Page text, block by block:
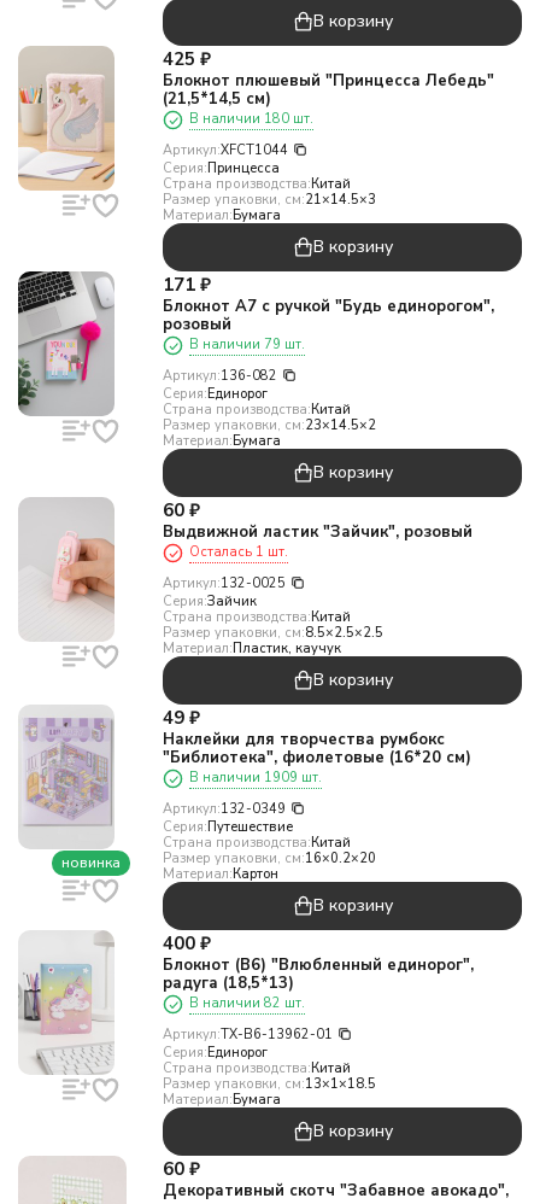
В корзину
425 ₽
Блокнот плюшевый "Принцесса Лебедь"
(21,5*14,5 см)
В наличии 180 шт.
Артикул:XFCT1044
Серия:Принцесса
Страна производства:Китай
Размер упаковки, см:21×14.5×3
Материал:Бумага
В корзину
171 ₽
Блокнот А7 с ручкой "Будь единорогом",
розовый
В наличии 79 шт.
Артикул:136-082
Серия:Единорог
Страна производства:Китай
Размер упаковки, см:23×14.5×2
Материал:Бумага
В корзину
60 ₽
Выдвижной ластик "Зайчик", розовый
Осталась 1 шт.
Артикул:132-0025
Серия:Зайчик
Страна производства:Китай
Размер упаковки, см:8.5×2.5×2.5
Материал:Пластик, каучук
В корзину
новинка
49 ₽
Наклейки для творчества румбокс
"Библиотека", фиолетовые (16*20 см)
В наличии 1909 шт.
Артикул:132-0349
Серия:Путешествие
Страна производства:Китай
Размер упаковки, см:16×0.2×20
Материал:Картон
В корзину
400 ₽
Блокнот (B6) "Влюбленный единорог",
радуга (18,5*13)
В наличии 82 шт.
Артикул:TX-B6-13962-01
Серия:Единорог
Страна производства:Китай
Размер упаковки, см:13×1×18.5
Материал:Бумага
В корзину
60 ₽
Декоративный скотч "Забавное авокадо",